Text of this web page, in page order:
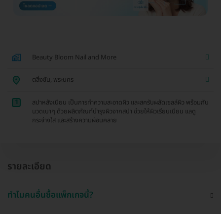
Beauty Bloom Nail and More
ตลิ่งชัน, พระนคร
1
สปาหลังเนียน เป็นการทำความสะอาดผิว และสครับผลัดเซลล์ผิว พร้อมกับ
นวดเบาๆ ด้วยผลิตภัณฑ์บำรุงผิวจากสปา ช่วยให้ผิวเรียบเนียน แลดู
กระจ่างใส และสร้างความผ่อนคลาย
รายละเอียด
ทำไมคนอื่นซื้อแพ็กเกจนี้?